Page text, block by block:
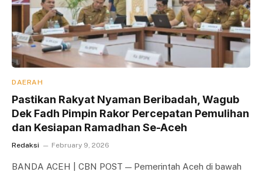
DAERAH
Pastikan Rakyat Nyaman Beribadah, Wagub
Dek Fadh Pimpin Rakor Percepatan Pemulihan
dan Kesiapan Ramadhan Se-Aceh
Redaksi February 9, 2026
BANDA ACEH | CBN POST — Pemerintah Aceh di bawah